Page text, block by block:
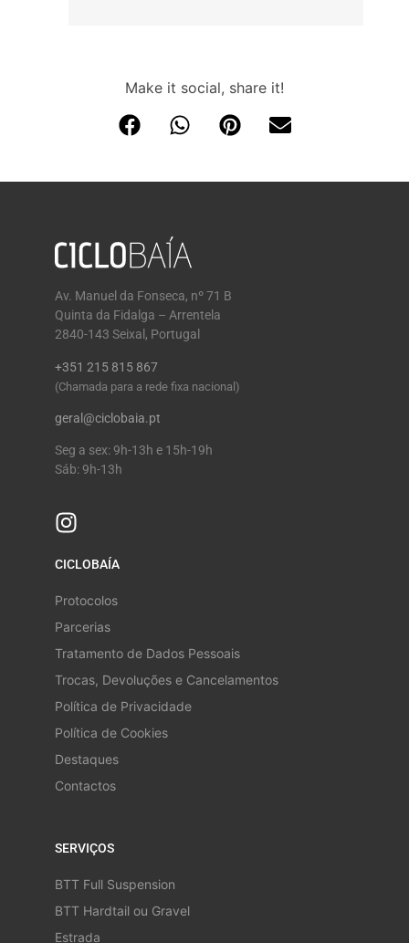
Make it social, share it!
Av. Manuel da Fonseca, nº 71 B
Quinta da Fidalga – Arrentela
2840-143 Seixal, Portugal
+351 215 815 867
(Chamada para a rede fixa nacional)
geral@ciclobaia.pt
Seg a sex: 9h-13h e 15h-19h
Sáb: 9h-13h
CICLOBAÍA
Protocolos
Parcerias
Tratamento de Dados Pessoais
Trocas, Devoluções e Cancelamentos
Política de Privacidade
Política de Cookies
Destaques
Contactos
SERVIÇOS
BTT Full Suspension
BTT Hardtail ou Gravel
Estrada